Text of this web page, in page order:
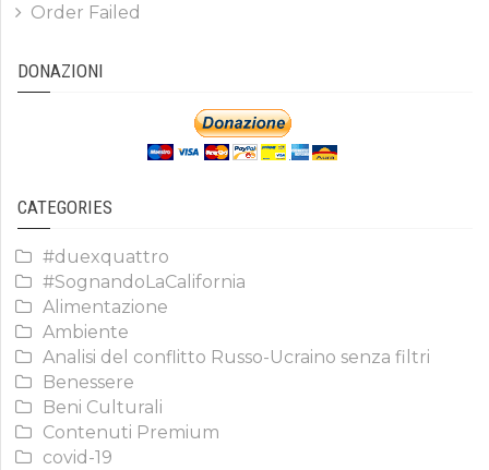
Order Failed
DONAZIONI
CATEGORIES
#duexquattro
#SognandoLaCalifornia
Alimentazione
Ambiente
Analisi del conflitto Russo-Ucraino senza filtri
Benessere
Beni Culturali
Contenuti Premium
covid-19